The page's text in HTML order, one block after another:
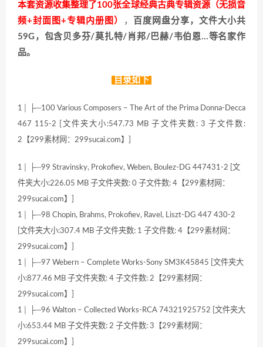
本套资源收集整理了100张全球经典古典专辑资源（无损音
频+封面图+专辑内册图）
，
百度网盘分享，文件大小共
59G，包含贝多芬/莫扎特/肖邦/巴赫/韦伯恩…等名家作
品。
目录如下
1│ ├─100 Various Composers – The Art of the Prima Donna-Decca
467 115-2 [文件夹大小:547.73 MB 子文件夹数: 3 子文件数:
2【299素材网：299sucai.com】]
1│ ├─99 Stravinsky, Prokofiev, Weben, Boulez-DG 447431-2 [文
件夹大小:226.05 MB 子文件夹数: 0 子文件数: 4【299素材网：
299sucai.com】]
1│ ├─98 Chopin, Brahms, Prokofiev, Ravel, Liszt-DG 447 430-2
[文件夹大小:307.4 MB 子文件夹数: 1 子文件数: 4【299素材网：
299sucai.com】]
1│ ├─97 Webern – Complete Works-Sony SM3K45845 [文件夹大
小:877.46 MB 子文件夹数: 4 子文件数: 2【299素材网：
299sucai.com】]
1│ ├─96 Walton – Collected Works-RCA 74321925752 [文件夹大
小:653.44 MB 子文件夹数: 2 子文件数: 3【299素材网：
299sucai.com】]